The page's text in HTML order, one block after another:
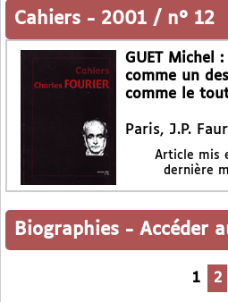
Cahiers - 2001 / n° 12
GUET Michel
comme un
comme le
Paris, J.P.
Article mis
dernière
Biographies - Accéder
1 2